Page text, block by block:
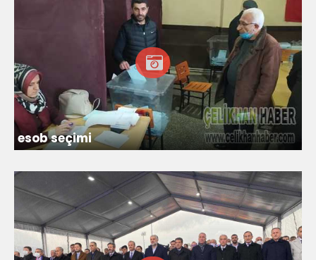
esob seçimi